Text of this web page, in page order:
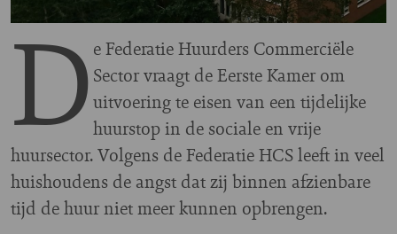
D e Federatie Huurders Commerciële
Sector vraagt de Eerste Kamer om
uitvoering te eisen van een tijdelijke
huurstop in de sociale en vrije
huursector. Volgens de Federatie HCS leeft in veel
huishoudens de angst dat zij binnen afzienbare
tijd de huur niet meer kunnen opbrengen.